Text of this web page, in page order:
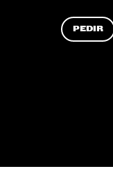
PEDIR